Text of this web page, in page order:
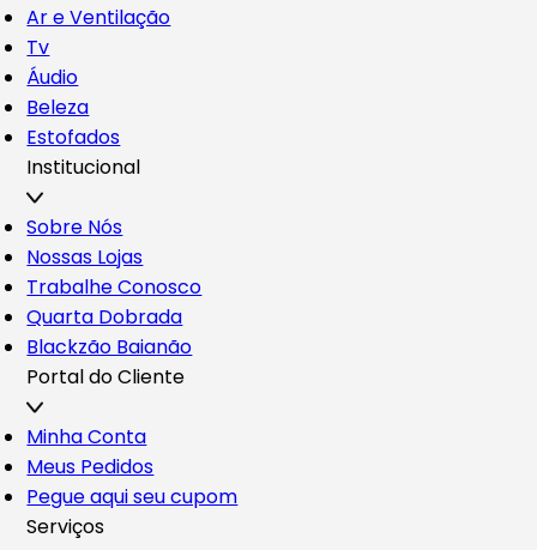
Ar e Ventilação
Tv
Áudio
Beleza
Estofados
Institucional
Sobre Nós
Nossas Lojas
Trabalhe Conosco
Quarta Dobrada
Blackzão Baianão
Portal do Cliente
Minha Conta
Meus Pedidos
Pegue aqui seu cupom
Serviços